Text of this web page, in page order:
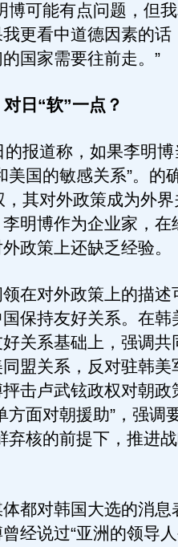
博可能有点问题，但
更看中道德因素的话
国家需要往前走。”
日“软”一点？
道称，如果李明博
美国的敏感关系”。的
其对外政策成为外
明博作为企业家，在
政策上还缺乏经验。
对外政策上的描述
保持友好关系。在韩
关系基础上，强调共
盟关系，反对驻韩美
击卢武铉政权对朝政
方面对朝援助”，强调
弃核的前提下，推进
对韩国大选的消息
经说过“亚洲的领导